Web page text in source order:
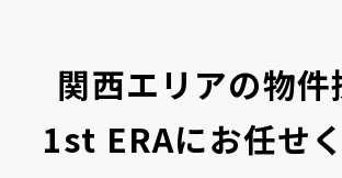
関西エリアの物件
1st ERAにお任せ